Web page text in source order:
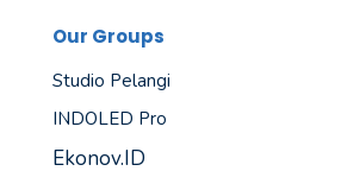
Our Groups
Studio Pelangi
INDOLED Pro
Ekonov.ID